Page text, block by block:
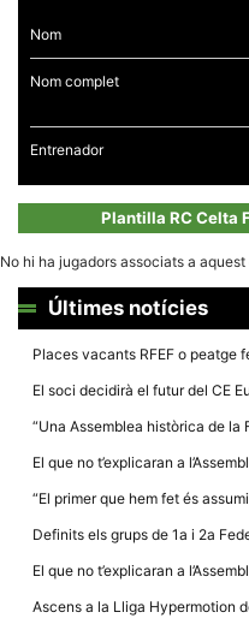
Nom
Nom complet
Entrenador
Plantilla RC Celta
No hi ha jugadors associats a
Últimes notícies
Places vacants RFEF o peatge
El soci decidirà el futur del CE
“Una Assemblea històrica de la
El que no t’explicaran a
“El primer que hem fet és
Definits els grups de 1a i 2a
El que no t’explicaran a
Ascens a la Lliga Hypermotion